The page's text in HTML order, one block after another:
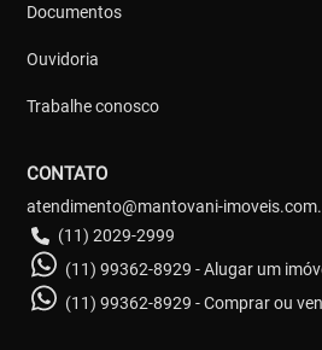
Documentos
Ouvidoria
Trabalhe conosco
CONTATO
atendimento@mantovani-
(11) 2029-2999
(11) 99362-8929 - Alugar um
(11) 99362-8929 - Comprar ou